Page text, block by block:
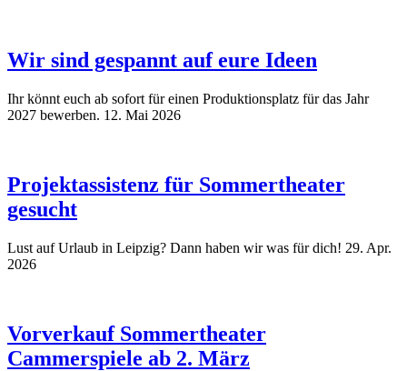
Wir sind gespannt auf eure Ideen
Ihr könnt euch ab sofort für einen Produktionsplatz für das Jahr
2027 bewerben. 12. Mai 2026
Projektassistenz für Sommertheater
gesucht
Lust auf Urlaub in Leipzig? Dann haben wir was für dich! 29. Apr.
2026
Vorverkauf Sommertheater
Cammerspiele ab 2. März